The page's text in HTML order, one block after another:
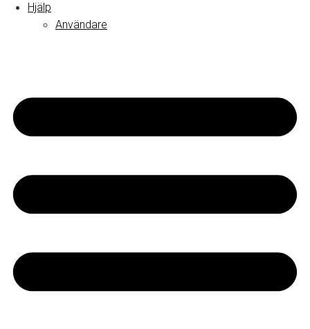
Hjälp
Användare